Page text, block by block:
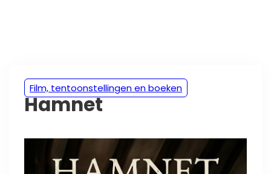
Film, tentoonstellingen en boeken
Hamnet